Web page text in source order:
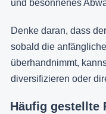
und besonnenes
Denke daran, dass
sobald die
überhandnimmt,
diversifizieren oder
Häufig gestellte